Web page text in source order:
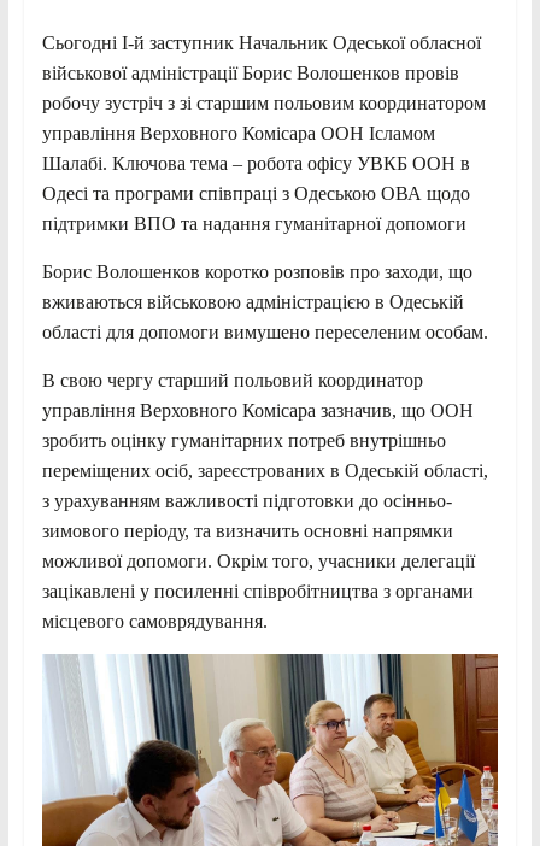
Сьогодні І-й заступник Начальник Одеської обласної
військової адміністрації Борис Волошенков провів
робочу зустріч з зі старшим польовим координатором
управління Верховного Комісара ООН Ісламом
Шалабі. Ключова тема – робота офісу УВКБ ООН в
Одесі та програми співпраці з Одеською ОВА щодо
підтримки ВПО та надання гуманітарної допомоги
Борис Волошенков коротко розповів про заходи, що
вживаються військовою адміністрацією в Одеській
області для допомоги вимушено переселеним особам.
В свою чергу старший польовий координатор
управління Верховного Комісара зазначив, що ООН
зробить оцінку гуманітарних потреб внутрішньо
переміщених осіб, зареєстрованих в Одеській області,
з урахуванням важливості підготовки до осінньо-
зимового періоду, та визначить основні напрямки
можливої допомоги. Окрім того, учасники делегації
зацікавлені у посиленні співробітництва з органами
місцевого самоврядування.